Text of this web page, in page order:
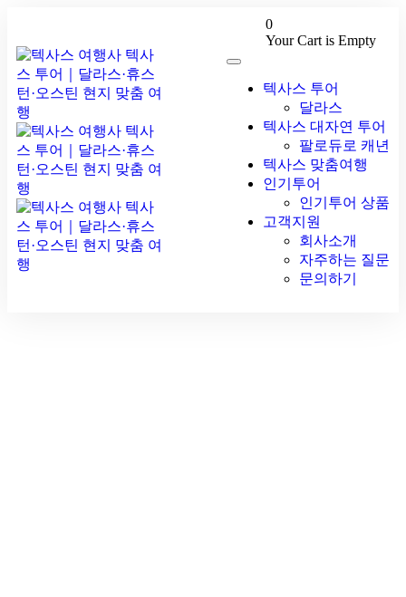
0
Your Cart is Empty
텍사스 투어
달라스
텍사스 대자연 투어
팔로듀로 캐년
텍사스 맞춤여행
인기투어
인기투어 상품
고객지원
회사소개
자주하는 질문
문의하기